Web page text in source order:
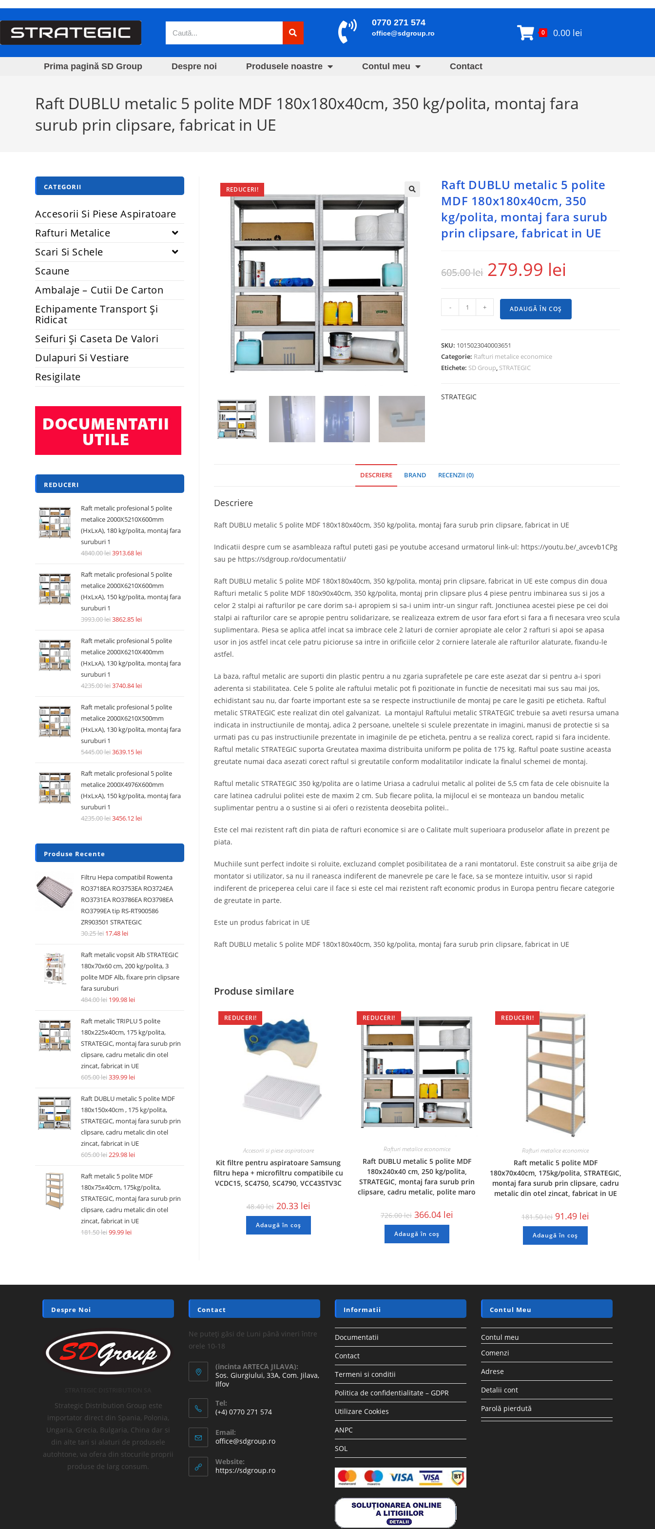
0770 271 574
office@sdgroup.ro 0 0.00 lei
Prima pagină SD Group Despre noi Produsele noastre Contul meu Contact
Raft DUBLU metalic 5 polite MDF 180x180x40cm, 350 kg/polita, montaj fara
surub prin clipsare, fabricat in UE
REDUCERI!
Raft DUBLU metalic 5 polite
MDF 180x180x40cm, 350
kg/polita, montaj fara surub
prin clipsare, fabricat in UE
605.00lei 279.99 lei
- + ADAUGĂ ÎN COȘ
SKU: 1015023040003651
Categorie: Rafturi metalice economice
Etichete: SD Group, STRATEGIC
STRATEGIC
DESCRIERE BRAND RECENZII (0)
Descriere
Raft DUBLU metalic 5 polite MDF 180x180x40cm, 350 kg/polita, montaj fara surub prin clipsare, fabricat in UE
Indicatii despre cum se asambleaza raftul puteti gasi pe youtube accesand urmatorul link-ul: https://youtu.be/_avcevb1CPg
sau pe https://sdgroup.ro/documentatii/
Raft DUBLU metalic 5 polite MDF 180x180x40cm, 350 kg/polita, montaj prin clipsare, fabricat in UE este compus din doua
Rafturi metalic 5 polite MDF 180x90x40cm, 350 kg/polita, montaj prin clipsare plus 4 piese pentru imbinarea sus si jos a
celor 2 stalpi ai rafturilor pe care dorim sa-i apropiem si sa-i unim intr-un singur raft. Jonctiunea acestei piese pe cei doi
stalpi ai rafturilor care se apropie pentru solidarizare, se realizeaza extrem de usor fara efort si fara a fi necesara vreo scula
suplimentara. Piesa se aplica atfel incat sa imbrace cele 2 laturi de cornier apropiate ale celor 2 rafturi si apoi se apasa
usor in jos astfel incat cele patru picioruse sa intre in orificiile celor 2 corniere laterale ale rafturilor alaturate, fixandu-le
astfel.
La baza, raftul metalic are suporti din plastic pentru a nu zgaria suprafetele pe care este asezat dar si pentru a-i spori
aderenta si stabilitatea. Cele 5 polite ale raftului metalic pot fi pozitionate in functie de necesitati mai sus sau mai jos,
echidistant sau nu, dar foarte important este sa se respecte instructiunile de montaj pe care le gasiti pe eticheta. Raftul
metalic STRATEGIC este realizat din otel galvanizat. La montajul Raftului metalic STRATEGIC trebuie sa aveti resursa umana
indicata in instructiunile de montaj, adica 2 persoane, uneltele si sculele prezentate in imagini, manusi de protectie si sa
urmati pas cu pas instructiunile prezentate in imaginile de pe eticheta, pentru a se realiza corect, rapid si fara incidente.
Raftul metalic STRATEGIC suporta Greutatea maxima distribuita uniform pe polita de 175 kg. Raftul poate sustine aceasta
greutate numai daca asezati corect raftul si greutatile conform modalitatilor indicate la finalul schemei de montaj.
Raftul metalic STRATEGIC 350 kg/polita are o latime Uriasa a cadrului metalic al politei de 5,5 cm fata de cele obisnuite la
care latinea cadrului politei este de maxim 2 cm. Sub fiecare polita, la mijlocul ei se monteaza un bandou metalic
suplimentar pentru a o sustine si ai oferi o rezistenta deosebita politei..
Este cel mai rezistent raft din piata de rafturi economice si are o Calitate mult superioara produselor aflate in prezent pe
piata.
Muchiile sunt perfect indoite si roluite, excluzand complet posibilitatea de a rani montatorul. Este construit sa aibe grija de
montator si utilizator, sa nu il raneasca indiferent de manevrele pe care le face, sa se monteze intuitiv, usor si rapid
indiferent de priceperea celui care il face si este cel mai rezistent raft economic produs in Europa pentru fiecare categorie
de greutate in parte.
Este un produs fabricat in UE
Raft DUBLU metalic 5 polite MDF 180x180x40cm, 350 kg/polita, montaj fara surub prin clipsare, fabricat in UE
Produse similare
REDUCERI!
Accesorii si piese aspiratoare
Kit filtre pentru aspiratoare Samsung
filtru hepa + microfiltru compatibile cu
VCDC15, SC4750, SC4790, VCC435TV3C
48.40lei 20.33 lei
Adaugă în coș
REDUCERI!
Rafturi metalice economice
Raft DUBLU metalic 5 polite MDF
180x240x40 cm, 250 kg/polita,
STRATEGIC, montaj fara surub prin
clipsare, cadru metalic, polite maro
726.00lei 366.04 lei
Adaugă în coș
REDUCERI!
Rafturi metalice economice
Raft metalic 5 polite MDF
180x70x40cm, 175kg/polita, STRATEGIC,
montaj fara surub prin clipsare, cadru
metalic din otel zincat, fabricat in UE
181.50lei 91.49 lei
Adaugă în coș
CATEGORII
Accesorii Si Piese Aspiratoare
Rafturi Metalice
Scari Si Schele
Scaune
Ambalaje – Cutii De Carton
Echipamente Transport Și
Ridicat
Seifuri Și Caseta De Valori
Dulapuri Si Vestiare
Resigilate
REDUCERI
Raft metalic profesional 5 polite
metalice 2000X5210X600mm
(HxLxA), 180 kg/polita, montaj fara
suruburi 1
4840.00lei3913.68 lei
Raft metalic profesional 5 polite
metalice 2000X6210X600mm
(HxLxA), 150 kg/polita, montaj fara
suruburi 1
3993.00lei3862.85 lei
Raft metalic profesional 5 polite
metalice 2000X6210X400mm
(HxLxA), 130 kg/polita, montaj fara
suruburi 1
4235.00lei3740.84lei
Raft metalic profesional 5 polite
metalice 2000X6210X500mm
(HxLxA), 130 kg/polita, montaj fara
suruburi 1
5445.00lei3639.15 lei
Raft metalic profesional 5 polite
metalice 2000X4976X600mm
(HxLxA), 150 kg/polita, montaj fara
suruburi 1
4235.00lei3456.12 lei
Produse Recente
Filtru Hepa compatibil Rowenta
RO3718EA RO3753EA RO3724EA
RO3731EA RO3786EA RO3798EA
RO3799EA tip RS-RT900586
ZR903501 STRATEGIC
30.25lei 17.48 lei
Raft metalic vopsit Alb STRATEGIC
180x70x60 cm, 200 kg/polita, 3
polite MDF Alb, fixare prin clipsare
fara suruburi
484.00lei 199.98 lei
Raft metalic TRIPLU 5 polite
180x225x40cm, 175 kg/polita,
STRATEGIC, montaj fara surub prin
clipsare, cadru metalic din otel
zincat, fabricat in UE
605.00lei339.99 lei
Raft DUBLU metalic 5 polite MDF
180x150x40cm , 175 kg/polita,
STRATEGIC, montaj fara surub prin
clipsare, cadru metalic din otel
zincat, fabricat in UE
605.00lei229.98 lei
Raft metalic 5 polite MDF
180x75x40cm, 175kg/polita,
STRATEGIC, montaj fara surub prin
clipsare, cadru metalic din otel
zincat, fabricat in UE
181.50lei99.99 lei
Despre Noi
Strategic Distribution Group este
importator direct din Spania, Polonia,
Ungaria, Grecia, Bulgaria, China dar si
din alte tari si alaturi de produsele
autohtone, va ofera din stocurile proprii
produse de larg consum.
Contact
Ne puteți găsi de Luni până vineri între
orele 10-18
(incinta ARTECA JILAVA):
Sos. Giurgiului, 33A, Com. Jilava,
Ilfov
Tel:
(+4) 0770 271 574
Email:
office@sdgroup.ro
Website:
https://sdgroup.ro
Informatii
Documentatii
Contact
Termeni si conditii
Politica de confidentialitate – GDPR
Utilizare Cookies
ANPC
SOL
Contul Meu
Contul meu
Comenzi
Adrese
Detalii cont
Parolă pierdută